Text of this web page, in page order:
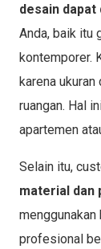
desain
Anda, baik itu
kontemporer.
karena
ruangan. Hal
apartemen
Selain itu,
material dan
profesional